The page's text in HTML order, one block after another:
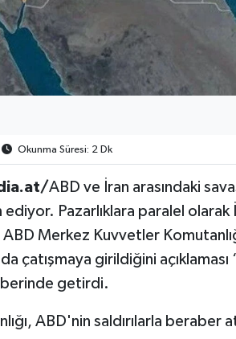
Okunma Süresi: 2 Dk
ABD ve İran arasındaki
ediyor. Pazarlıklara paralel olarak
Merkez Kuvvetler
çatışmaya girildiğini açıklaması
getirdi.
ABD'nin saldırılarla